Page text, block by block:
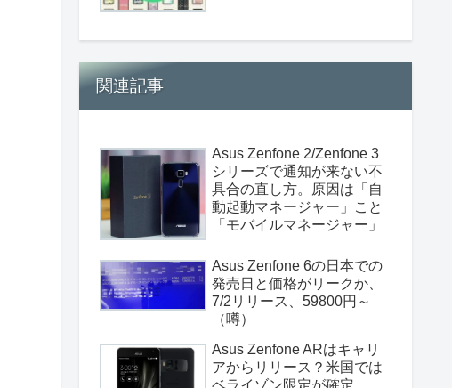
関連記事
Asus Zenfone 2/Zenfone 3
シリーズで通知が来ない不
具合の直し方。原因は「自
動起動マネージャー」こと
「モバイルマネージャー」
Asus Zenfone 6の日本での
発売日と価格がリークか、
7/2リリース、59800円～
（噂）
Asus Zenfone ARはキャリ
アからリリース？米国では